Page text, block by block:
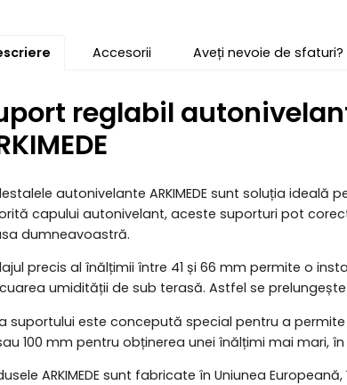
Accesorii Aveți nevoie de sfaturi?
reglabil
autonivelante ARKIMEDE sunt soluția
capului autonivelant, aceste suporturi pot
dumneavoastră.
precis al înălțimii între 41 și 66 mm permite o
umidității de sub terasă. Astfel se
suportului este concepută special pentru a permite
100 mm pentru obținerea unei înălțimi mai mari,
ARKIMEDE sunt fabricate în Uniunea